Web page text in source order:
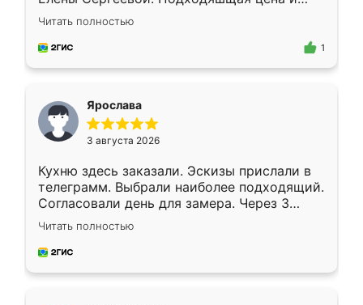
короткие сроки изготовления. Приехавший
для замера сотрудник Владислав
предложил по моему эскизу самый
Читать полностью
1
Ярослава
3 августа 2026
Кухню здесь заказали. Эскизы прислали в
телеграмм. Выбрали наиболее подходящий.
Согласовали день для замера. Через 3
недели кухня была уже готова. Остались
довольны работой. Спасибо Ренессанс
мебель за качественную работу!
Читать полностью